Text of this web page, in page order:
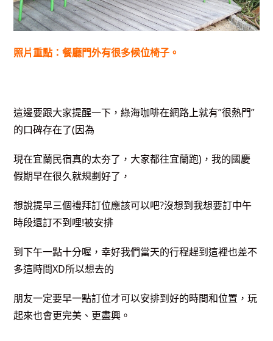
照片重點：餐廳門外有很多候位椅子。
這邊要跟大家提醒一下，綠海咖啡在網路上就有”很熱門”
的口碑存在了(因為
現在宜蘭民宿真的太夯了，大家都往宜蘭跑)，我的國慶
假期早在很久就規劃好了，
想說提早三個禮拜訂位應該可以吧?沒想到我想要訂中午
時段還訂不到哩!被安排
到下午一點十分喔，幸好我們當天的行程趕到這裡也差不
多這時間XD所以想去的
朋友一定要早一點訂位才可以安排到好的時間和位置，玩
起來也會更完美、更盡興。